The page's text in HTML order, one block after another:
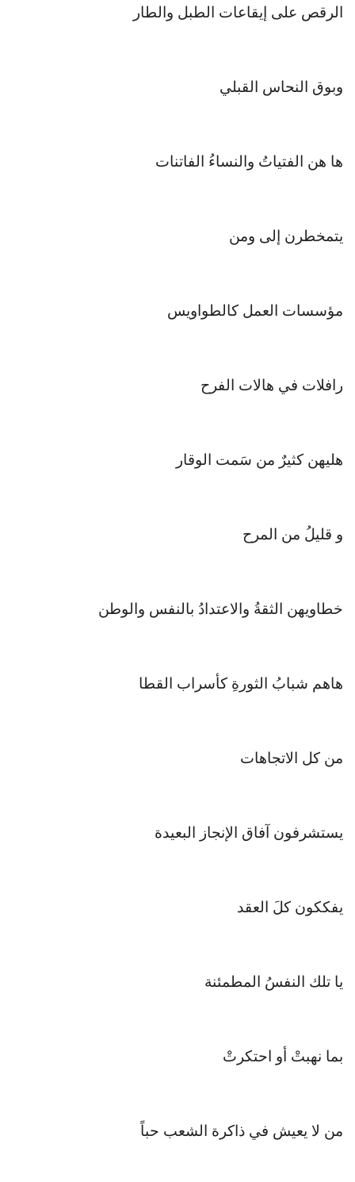
الرقص على إيقاعات الطبل والطار
وبوق النحاس القبلي
ها هن الفتياتُ والنساءُ الفاتنات
يتمخطرن إلى ومن
مؤسسات العمل كالطواويس
رافلات في هالات الفرح
هليهن كثيرٌ من سَمت الوقار
و قليلُ من المرح
خطاويهن الثقةُ والاعتدادُ بالنفس والوطن
هاهم شبابُ الثورةِ كأسراب القطا
من كل الاتجاهات
يستشرفون آفاق الإنجاز البعيدة
يفككون كلَ العقد
يا تلك النفسُ المطمئنة
بما نهبتْ أو احتكرتْ
من لا يعيش في ذاكرة الشعب حباً